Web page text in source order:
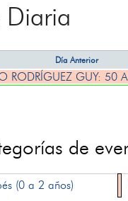
Diaria
Día Anterior
RODRÍGUEZ GUY: 50
de
(0 a 2 años)